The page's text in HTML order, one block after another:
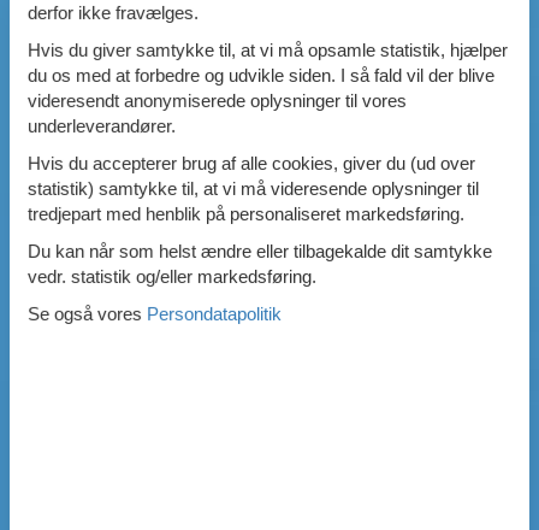
derfor ikke fravælges.
Hvis du giver samtykke til, at vi må opsamle statistik, hjælper
du os med at forbedre og udvikle siden. I så fald vil der blive
videresendt anonymiserede oplysninger til vores
underleverandører.
Hvis du accepterer brug af alle cookies, giver du (ud over
statistik) samtykke til, at vi må videresende oplysninger til
tredjepart med henblik på personaliseret markedsføring.
Du kan når som helst ændre eller tilbagekalde dit samtykke
vedr. statistik og/eller markedsføring.
Se også vores Persondatapolitik